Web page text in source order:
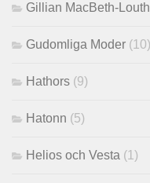
Gillian MacBeth-
Gudomliga Moder (10)
Hathors (9)
Hatonn (5)
Helios och Vesta (1)